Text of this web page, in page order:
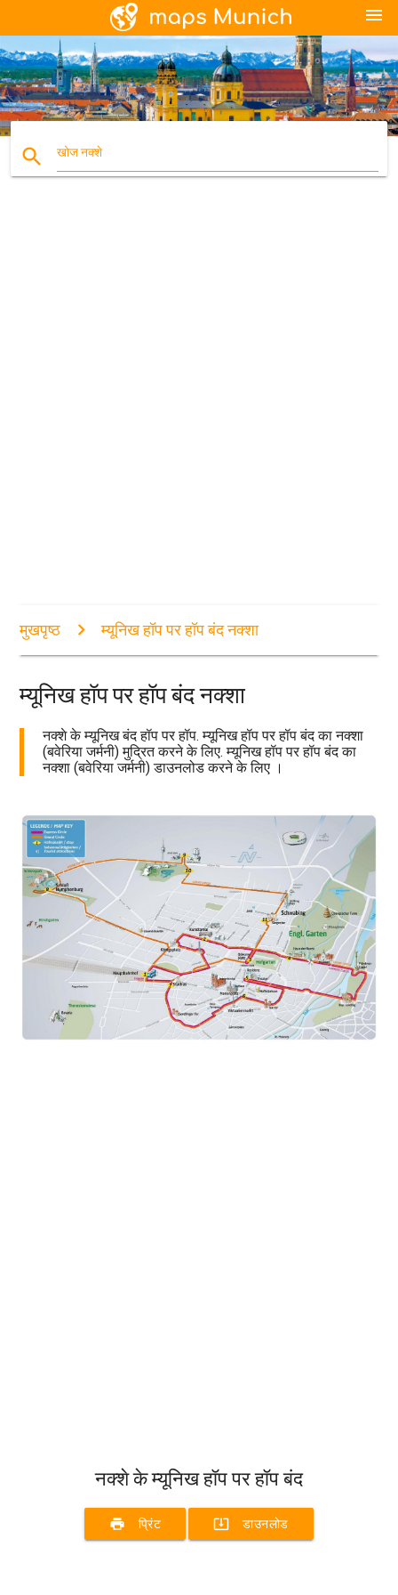
menu
search खोज नक्शे
मुखपृष्ठ म्यूनिख हॉप पर हॉप बंद नक्शा
म्यूनिख हॉप पर हॉप बंद नक्शा
नक्शे के म्यूनिख बंद हॉप पर हॉप. म्यूनिख हॉप पर हॉप बंद का नक्शा
(बवेरिया जर्मनी) मुद्रित करने के लिए. म्यूनिख हॉप पर हॉप बंद का
नक्शा (बवेरिया जर्मनी) डाउनलोड करने के लिए ।
नक्शे के म्यूनिख हॉप पर हॉप बंद
print प्रिंट system_update_alt डाउनलोड